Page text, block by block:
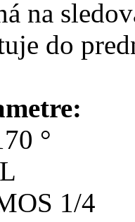
na
do
°
1/4